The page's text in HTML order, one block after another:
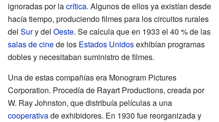
ignoradas por lacrítica. Algunos de ellos ya existían desde
hacía tiempo, produciendo filmes para los circuitos rurales
del Sury del Oeste. Se calcula que en 1933 el 40 % de las
salas de cinede los Estados Unidosexhibían programas
dobles y necesitaban suministro de filmes.
Una de estas compañías era Monogram Pictures
Corporation. Procedía de Rayart Productions, creada por
W. Ray Johnston, que distribuía películas a una
cooperativade exhibidores. En 1930 fue reorganizada y